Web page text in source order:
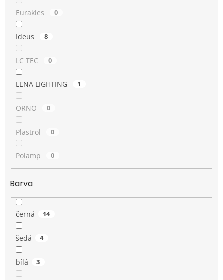
Eurakles 0
Ideus 8
LC TEC 0
LENA LIGHTING 1
ORNO 0
Plastrol 0
Polamp 0
Barva
černá 14
šedá 4
bílá 3